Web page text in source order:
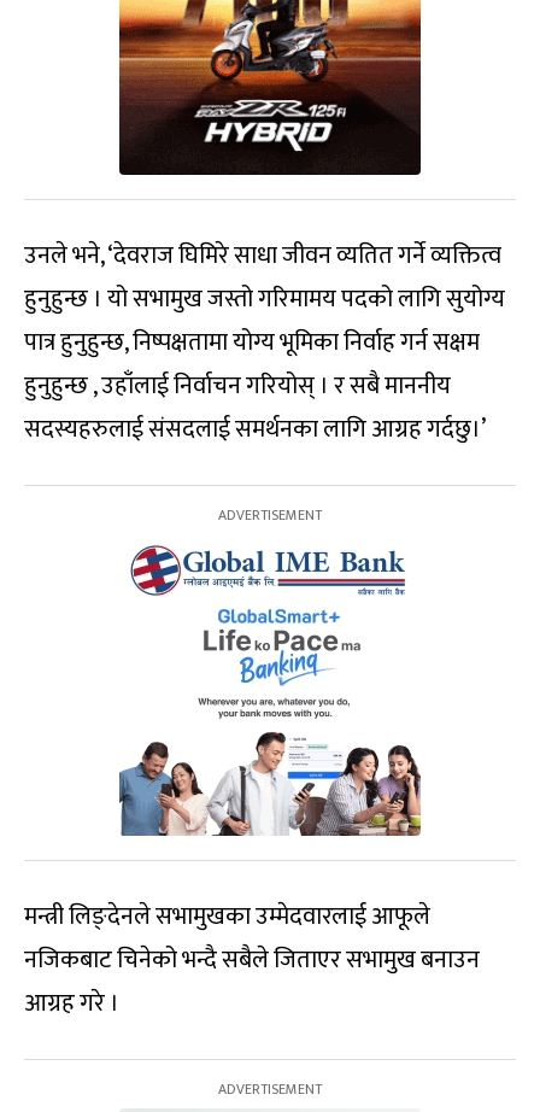
उनले भने, ‘देवराज घिमिरे साधा जीवन व्यतित गर्ने व्यक्तित्व
हुनुहुन्छ । यो सभामुख जस्तो गरिमामय पदको लागि सुयोग्य
पात्र हुनुहुन्छ, निष्पक्षतामा योग्य भूमिका निर्वाह गर्न सक्षम
हुनुहुन्छ , उहाँलाई निर्वाचन गरियोस् । र सबै माननीय
सदस्यहरुलाई संसदलाई समर्थनका लागि आग्रह गर्दछु।’
मन्त्री लिङ्देनले सभामुखका उम्मेदवारलाई आफूले
नजिकबाट चिनेको भन्दै सबैले जिताएर सभामुख बनाउन
आग्रह गरे ।